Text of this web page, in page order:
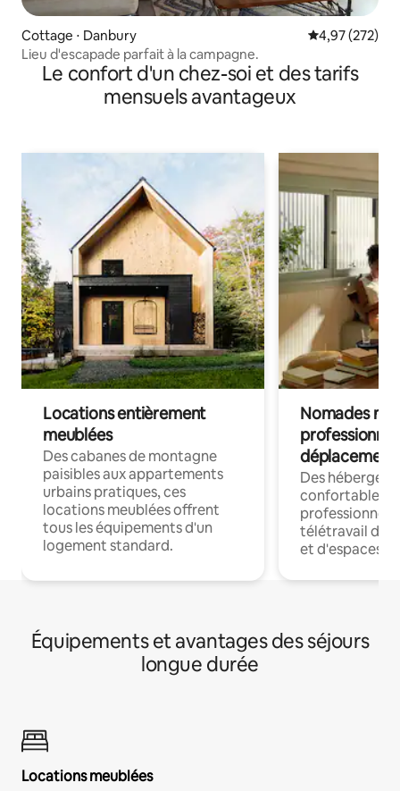
Cottage ⋅ Danbury Évaluation
4,97 (272)
Lieu d'escapade parfait à la campagne.
Le confort d'un chez-soi et des tarifs
mensuels avantageux
Locations entièrement
meublées
Des cabanes de montagne
paisibles aux appartements
urbains pratiques, ces
locations meublées offrent
tous les équipements d'un
logement standard.
Nomades
déplacement
Des
confortables
professionnels
télétravail
et d'espaces
Équipements et avantages des séjours
longue durée
Locations meublées